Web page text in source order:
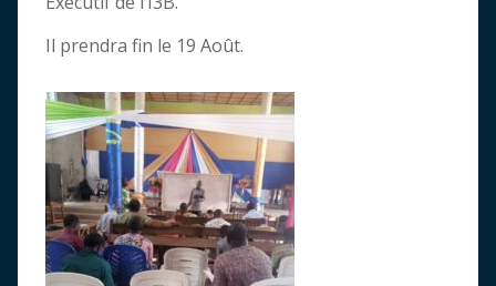
Il prendra fin le 19 Août.